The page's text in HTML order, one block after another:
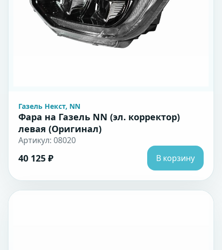
Газель Некст, NN
Фара на Газель NN (эл. корректор)
левая (Оригинал)
Артикул: 08020
40 125 ₽ В корзину